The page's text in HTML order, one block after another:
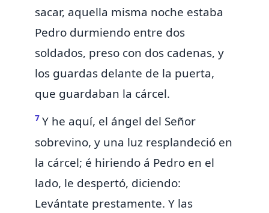
sacar, aquella misma noche estaba
Pedro durmiendo entre dos
soldados, preso con dos cadenas, y
los guardas delante de la puerta,
que guardaban la cárcel.
7 Y he aquí, el ángel del Señor
sobrevino, y una luz resplandeció en
la cárcel; é hiriendo á Pedro en el
lado, le despertó, diciendo:
Levántate prestamente. Y las